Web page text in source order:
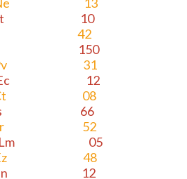
10
42
150
Pv 31
Ec 12
Ct 08
66
Jr 52
Lm 05
Ez 48
12